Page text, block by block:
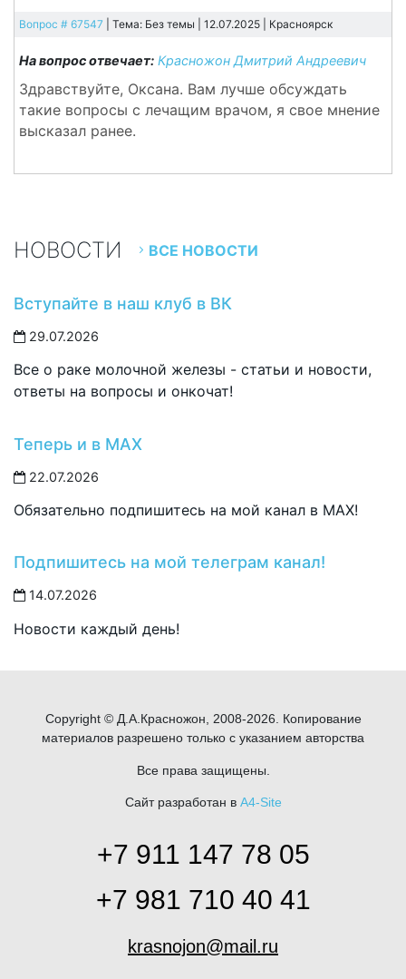
Вопрос # 67547 | Тема: Без темы | 12.07.2025 | Красноярск
На вопрос отвечает: Красножон Дмитрий Андреевич
Здравствуйте, Оксана. Вам лучше обсуждать
такие вопросы с лечащим врачом, я свое мнение
высказал ранее.
НОВОСТИ ВСЕ НОВОСТИ
Вступайте в наш клуб в ВК
29.07.2026
Все о раке молочной железы - статьи и новости,
ответы на вопросы и онкочат!
Теперь и в MAX
22.07.2026
Обязательно подпишитесь на мой канал в MAX!
Подпишитесь на мой телеграм канал!
14.07.2026
Новости каждый день!
Copyright © Д.А.Красножон, 2008-2026. Копирование
материалов разрешено только с указанием авторства
Все права защищены.
Сайт разработан в A4-Site
+7 911 147 78 05
+7 981 710 40 41
krasnojon@mail.ru